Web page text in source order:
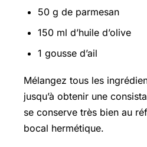
50 g de parmesan
150 ml d’huile d’olive
1 gousse d’ail
Mélangez tous les
jusqu’à obtenir une
se conserve très bien au
bocal hermétique.